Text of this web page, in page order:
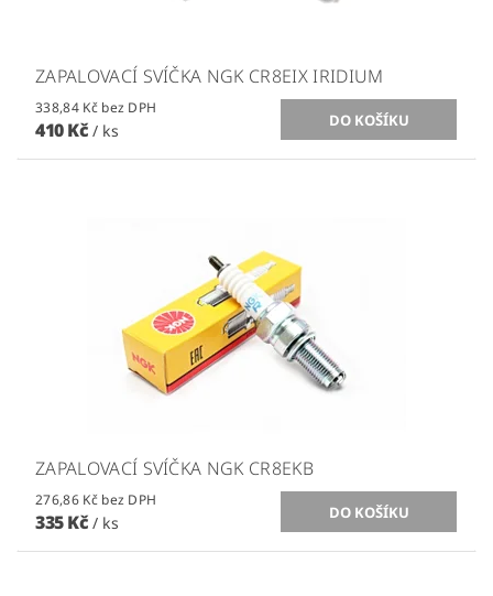
ZAPALOVACÍ SVÍČKA NGK CR8EIX IRIDIUM
338,84 Kč bez DPH
410 Kč / ks
ZAPALOVACÍ SVÍČKA NGK CR8EKB
276,86 Kč bez DPH
335 Kč / ks